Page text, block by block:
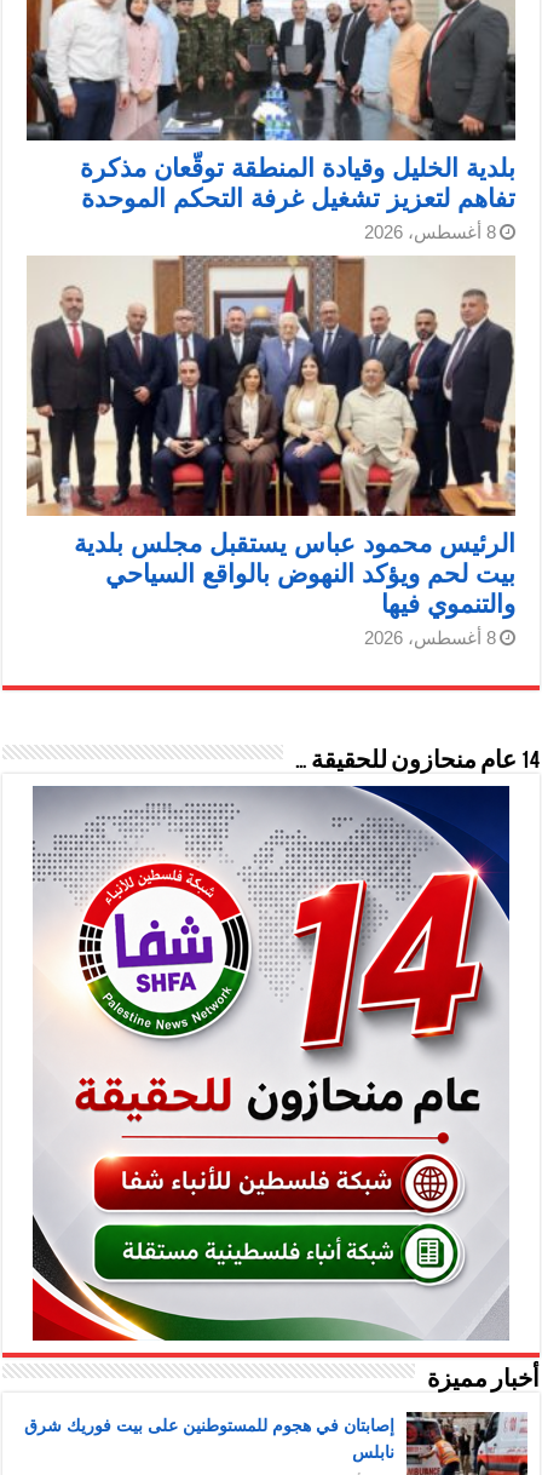
بلدية الخليل وقيادة المنطقة توقّعان مذكرة
تفاهم لتعزيز تشغيل غرفة التحكم الموحدة
8 أغسطس، 2026
الرئيس محمود عباس يستقبل مجلس بلدية
بيت لحم ويؤكد النهوض بالواقع السياحي
والتنموي فيها
8 أغسطس، 2026
14 عام منحازون للحقيقة …
أخبار مميزة
إصابتان في هجوم للمستوطنين على بيت فوريك شرق
نابلس